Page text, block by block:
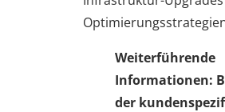
Weiterführende
Informationen:
der